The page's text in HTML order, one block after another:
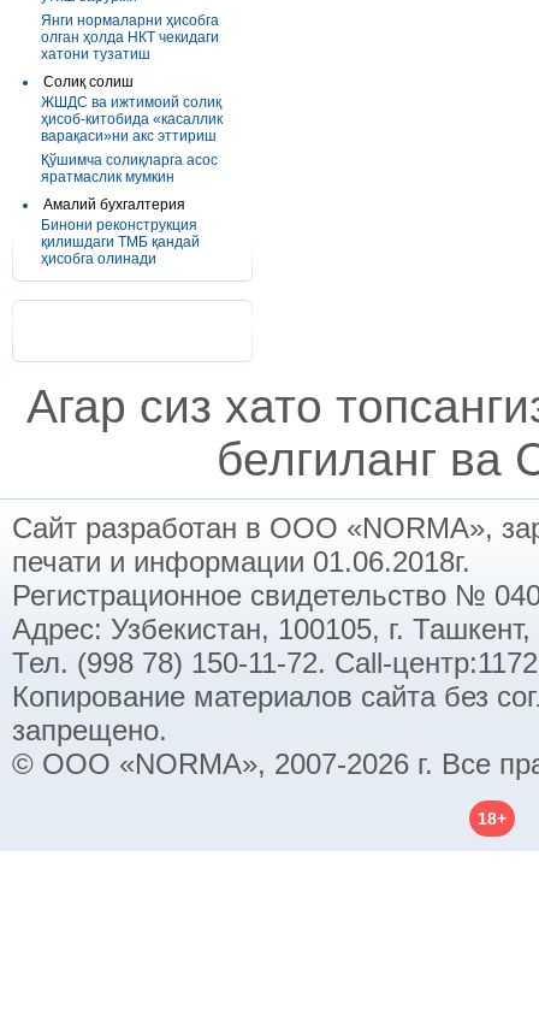
Янги нормаларни ҳисобга
олган ҳолда НКТ чекидаги
хатони тузатиш
Солиқ солиш
ЖШДС ва ижтимоий солиқ
ҳисоб-китобида «касаллик
варақаси»ни акс эттириш
Қўшимча солиқларга асос
яратмаслик мумкин
Амалий бухгалтерия
Бинони реконструкция
қилишдаги ТМБ қандай
ҳисобга олинади
Агар сиз хато
белгиланг ва
Сайт разработан в ООО «NORMA»,
печати и информации 01.06.2018г.
Регистрационное свидетельство №
Адрес: Узбекистан, 100105, г.
Тел. (998 78) 150-11-72. Call-
Копирование материалов сайта без
запрещено.
© ООО «NORMA», 2007-2026 г. Все
18+